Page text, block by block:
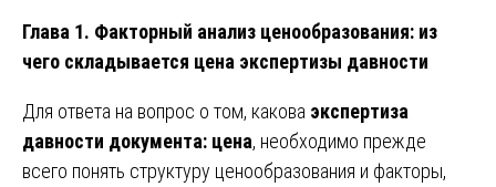
Глава 1. Факторный анализ ценообразования: из
чего складывается цена экспертизы давности
Для ответа на вопрос о том, какова экспертиза
давности документа: цена, необходимо прежде
всего понять структуру ценообразования и факторы,